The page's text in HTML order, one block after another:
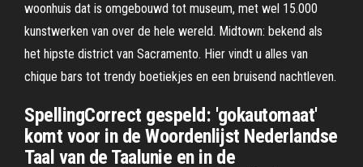
woonhuis dat is omgebouwd tot museum, met wel 15.000
kunstwerken van over de hele wereld. Midtown: bekend als
het hipste district van Sacramento. Hier vindt u alles van
chique bars tot trendy boetiekjes en een bruisend nachtleven.
SpellingCorrect gespeld: 'gokautomaat'
komt voor in de Woordenlijst Nederlandse
Taal van de Taalunie en in de